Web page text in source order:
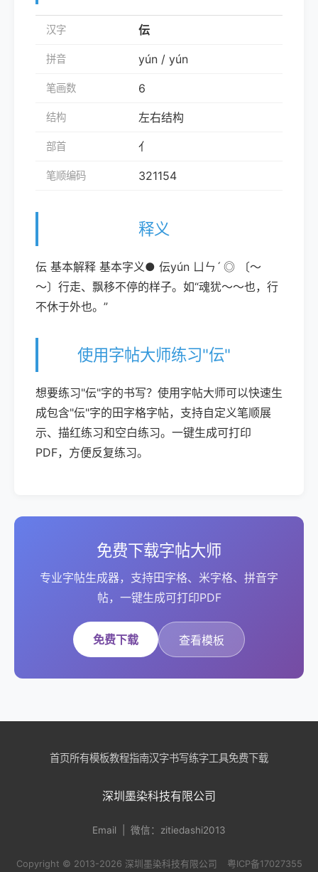
汉字 伝
拼音 yún / yún
笔画数 6
结构 左右结构
部首 亻
笔顺编码 321154
释义
伝 基本解释 基本字义● 伝yún ㄩㄣˊ ◎ 〔～
～〕行走、飘移不停的样子。如“魂犹～～也，行
不休于外也。”
使用字帖大师练习"伝"
想要练习"伝"字的书写？使用字帖大师可以快速生
成包含"伝"字的田字格字帖，支持自定义笔顺展
示、描红练习和空白练习。一键生成可打印
PDF，方便反复练习。
免费下载字帖大师
专业字帖生成器，支持田字格、米字格、拼音字
帖，一键生成可打印PDF
免费下载 查看模板
首页所有模板教程指南汉字书写练字工具免费下载
深圳墨染科技有限公司
Email | 微信：zitiedashi2013
Copyright © 2013-2026 深圳墨染科技有限公司 粤ICP备17027355